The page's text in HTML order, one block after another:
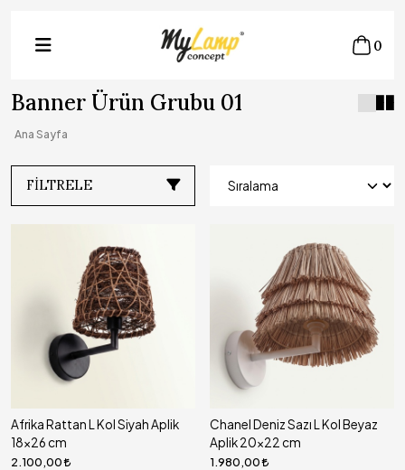
0
Banner Ürün Grubu 01
Ana Sayfa
FILTRELE
Afrika Rattan L Kol Siyah Aplik
18x26 cm
2.100,00
Chanel Deniz Sazı L Kol Beyaz
Aplik 20x22 cm
1.980,00